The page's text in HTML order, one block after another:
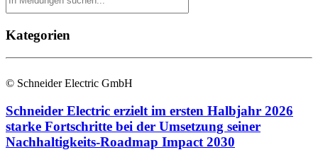
Kategorien
© Schneider Electric GmbH
Schneider Electric erzielt im ersten Halbjahr 2026
starke Fortschritte bei der Umsetzung seiner
Nachhaltigkeits-Roadmap Impact 2030